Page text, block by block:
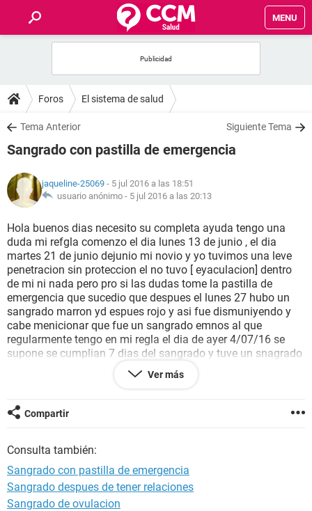
MENU
FOROS
SALUD
FAMILIA
NUTRICIÓN
BIENESTAR
SEXUALIDAD
GLOSARIO
Foros El sistema de salud
Tema Anterior Siguiente Tema
Sangrado con pastilla de emergencia
jaqueline-25069 - 5 jul 2016 a las 18:51
usuario anónimo - 5 jul 2016 a las 20:13
Hola buenos dias necesito su completa ayuda tengo una
duda mi refgla comenzo el dia lunes 13 de junio , el dia
martes 21 de junio dejunio mi novio y yo tuvimos una leve
penetracion sin proteccion el no tuvo [ eyaculacion] dentro
de mi ni nada pero pro si las dudas tome la pastilla de
emergencia que sucedio que despues el lunes 27 hubo un
sangrado marron yd espues rojo y asi fue dismuniyendo y
cabe menicionar que fue un sangrado emnos al que
regularmente tengo en mi regla el dia de ayer 4/07/16 se
supone se cumplian 7 dias del sangrado y tuve un snagrado
muy minimo y al dia de hoy todavia tengo sangrado y un
leve malestar abdominal la verdad estoy muy espantada
ahora haciendo mis calculos mi regla viene el 11 de julio
pero al leer comentarios lei que a lo emjro se adelanata una
entocnes quiero saber que es este sangrado si todavia es
efecto secundario de la pastilla o la regla , o si tengo que ir a
atencion medica por favor doctora AYUDEME tengo mucho
miedo
Ver más
Compartir
Consulta también:
Sangrado con pastilla de emergencia
Sangrado despues de tener relaciones
Sangrado de ovulacion